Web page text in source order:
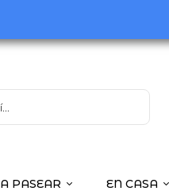
A PASEAR EN CASA